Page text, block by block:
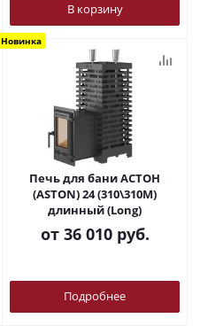
В корзину
Новинка
Печь для бани АСТОН
(ASTON) 24 (310\310M)
длинный (Long)
от 36 010 руб.
Подробнее